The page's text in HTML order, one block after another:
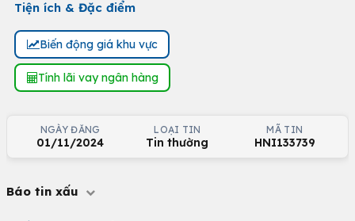
Tiện ích & Đặc điểm
Biến động giá khu vực
Tính lãi vay ngân hàng
NGÀY ĐĂNG
01/11/2024
LOẠI TIN
Tin thường
MÃ TIN
HNI133739
Báo tin xấu